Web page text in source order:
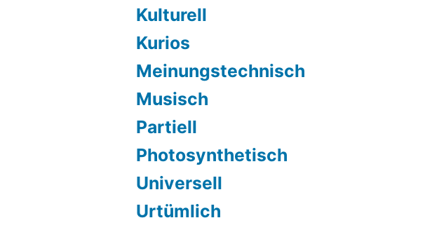
Kulturell
Kurios
Meinungstechnisch
Musisch
Partiell
Photosynthetisch
Universell
Urtümlich